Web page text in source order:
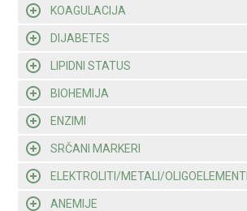
KOAGULACIJA
DIJABETES
LIPIDNI STATUS
BIOHEMIJA
ENZIMI
SRČANI MARKERI
ELEKTROLITI/METALI/OLIGOELEMENTI
ANEMIJE